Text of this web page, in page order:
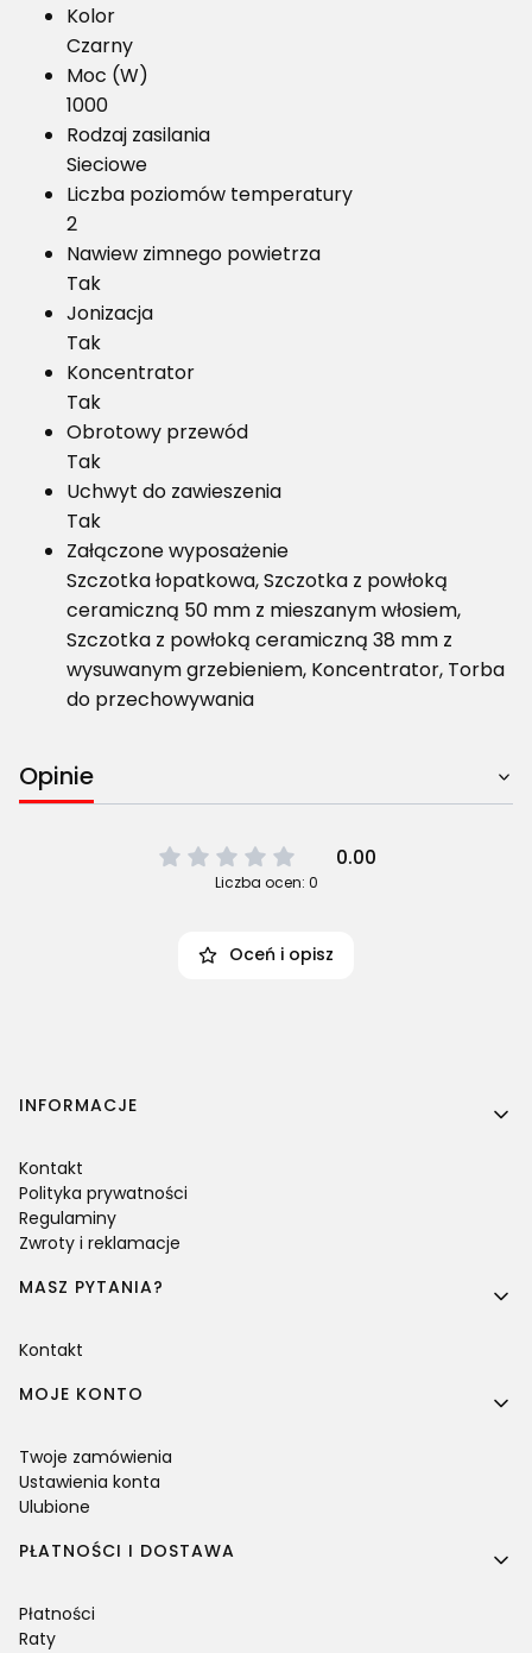
Kolor
Czarny
Moc (W)
1000
Rodzaj zasilania
Sieciowe
Liczba poziomów temperatury
2
Nawiew zimnego powietrza
Tak
Jonizacja
Tak
Koncentrator
Tak
Obrotowy przewód
Tak
Uchwyt do zawieszenia
Tak
Załączone wyposażenie
Szczotka łopatkowa, Szczotka z powłoką
ceramiczną 50 mm z mieszanym włosiem,
Szczotka z powłoką ceramiczną 38 mm z
wysuwanym grzebieniem, Koncentrator, Torba
do przechowywania
Opinie
0.00
Liczba ocen: 0
Oceń i opisz
Linki w stopce
INFORMACJE
Kontakt
Polityka prywatności
Regulaminy
Zwroty i reklamacje
MASZ PYTANIA?
Kontakt
MOJE KONTO
Twoje zamówienia
Ustawienia konta
Ulubione
PŁATNOŚCI I DOSTAWA
Płatności
Raty